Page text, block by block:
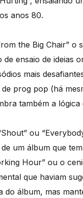
anos 80.
the Big Chair” o
de ensaio de ideias
mais
prog pop (há
também a
ou
um álbum que
Hour” ou o
que haviam
do álbum, mas